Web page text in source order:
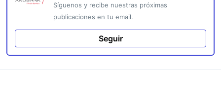
Síguenos y recibe nuestras próximas
publicaciones en tu email.
Seguir